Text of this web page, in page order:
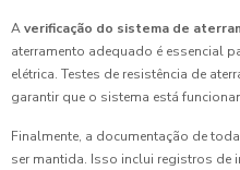
Averificação do sistema de
aterramento adequado é essencial
elétrica. Testes de resistência de
garantir que o sistema está
Finalmente, a documentação de
ser mantida. Isso inclui registros de